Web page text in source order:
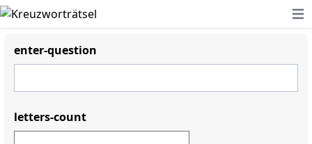
enter-question
letters-count